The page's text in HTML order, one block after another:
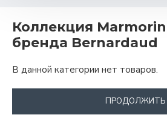
Коллекция
бренда Bernardaud
В данной категории нет товаров.
ПРОДОЛЖИТЬ